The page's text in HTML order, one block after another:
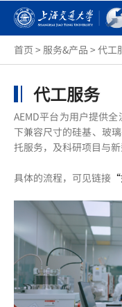
首页 > 服务&产品 > 代工
代工服务
AEMD平台为用户提供
下兼容尺寸的硅基、玻
托服务，及科研项目与
具体的流程，可见链接